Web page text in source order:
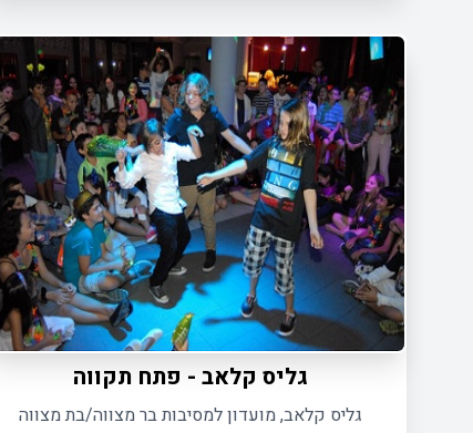
גליס קלאב - פתח תקווה
גליס קלאב, מועדון למסיבות בר מצווה/בת מצווה